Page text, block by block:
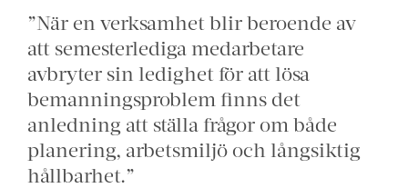
”När en verksamhet blir beroende av
att semesterlediga medarbetare
avbryter sin ledighet för att lösa
bemanningsproblem finns det
anledning att ställa frågor om både
planering, arbetsmiljö och långsiktig
hållbarhet.”